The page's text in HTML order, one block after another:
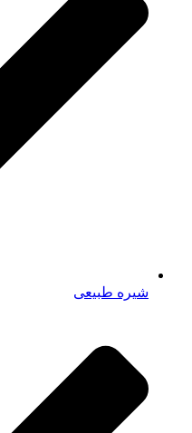
شیره طبیعی